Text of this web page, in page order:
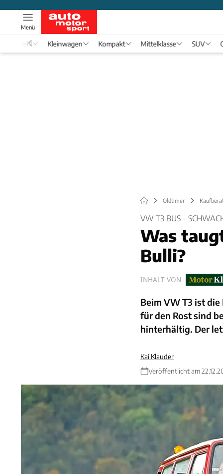
Menü
Formel 1 Kleinwagen Kompakt Mittelklasse SUV
Oldtimer
VW T3 BUS -
Was
Bulli?
INHALT VON
Beim VW T3 ist
für den Rost sind
hinterhältig. Der
Kai Klauder
Veröffentlicht am